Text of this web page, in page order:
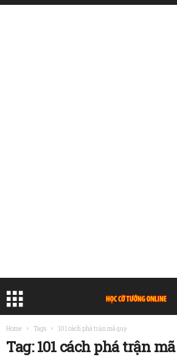
Home Tags 101 cách phá trận mã quỳ
Tag: 101 cách phá trận